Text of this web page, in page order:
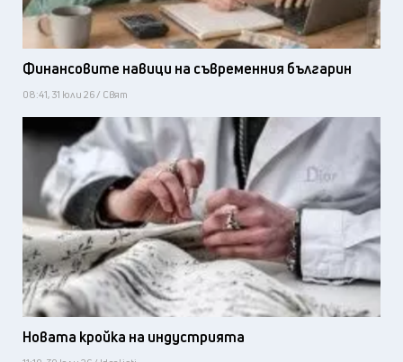
Финансовите навици на съвременния българин
08:41, 31 юли 26 / Свят
Новата кройка на индустрията